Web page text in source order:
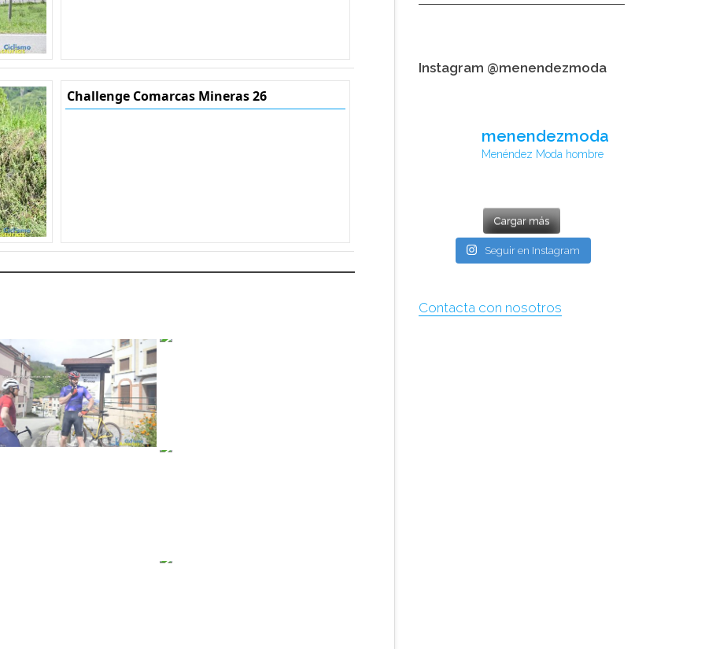
Challenge Comarcas Mineras 26
Instagram @menendezmoda
menendezmoda
Menéndez Moda hombre
Cargar más
Seguir en Instagram
Contacta con nosotros